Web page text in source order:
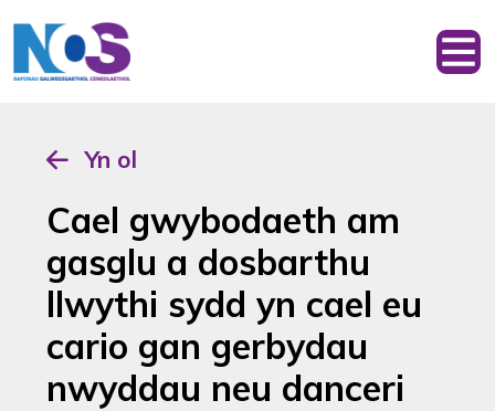
Yn ol
Cael gwybodaeth am
gasglu a dosbarthu
llwythi sydd yn cael eu
cario gan gerbydau
nwyddau neu danceri